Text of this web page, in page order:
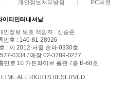
개인정보처리방침 PC버전
이티인터내셔날
인정보 보호 책임자 : 신승준
번호 : 140-81-28926
: 제 2012-서울 송파-0330호
0334 / 매장 02-3789-0277
민로 10 가든파이브 툴관 7층 B-68호
ALL RIGHTS RESERVED.